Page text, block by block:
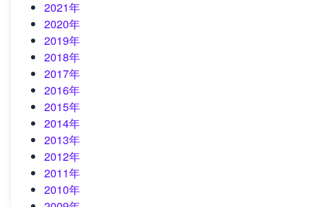
2021年
2020年
2019年
2018年
2017年
2016年
2015年
2014年
2013年
2012年
2011年
2010年